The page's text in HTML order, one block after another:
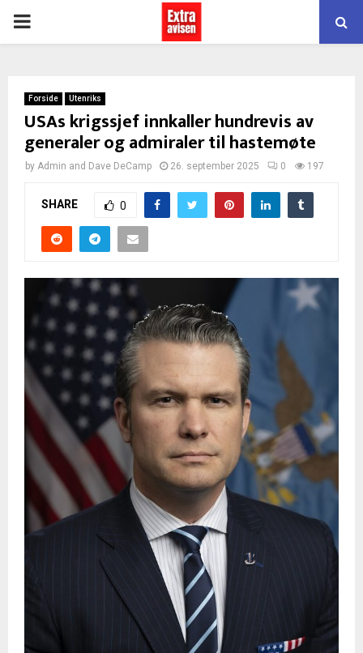
PRIMARY
Forside Utenriks
USAs krigssjef innkaller hundrevis av
generaler og admiraler til hastemøte
by Admin and Dave DeCamp 26. september 2025 0 197
SHARE 0